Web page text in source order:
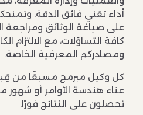
أداء تقني فائق الدقة.
على صياغة الوثائق ومراجعة
كافة التساؤلات، مع الالتزام
ومصادركم المعرفية الخاصة.
كل وكيل مبرمج مسبقًا من
عناء هندسة الأوامر أو شهور
تحصلون على النتائج فورًا.